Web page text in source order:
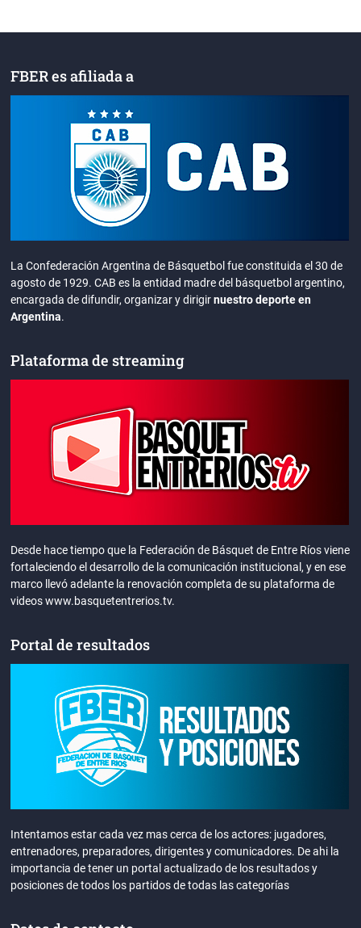
FBER es afiliada a
La Confederación Argentina de Básquetbol fue constituida el 30 de
agosto de 1929. CAB es la entidad madre del básquetbol argentino,
encargada de difundir, organizar y dirigirnuestro deporte en
Argentina.
Plataforma de streaming
Desde hace tiempo que la Federación de Básquet de Entre Ríos viene
fortaleciendo el desarrollo de la comunicación institucional, y en ese
marco llevó adelante la renovación completa de su plataforma de
videos www.basquetentrerios.tv.
Portal de resultados
Intentamos estar cada vez mas cerca de los actores: jugadores,
entrenadores, preparadores, dirigentes y comunicadores. De ahi la
importancia de tener un portal actualizado de los resultados y
posiciones de todos los partidos de todas las categorías